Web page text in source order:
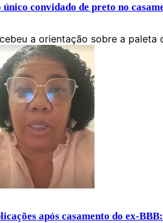
convidado de preto no
a orientação sobre a paleta
após casamento do ex-